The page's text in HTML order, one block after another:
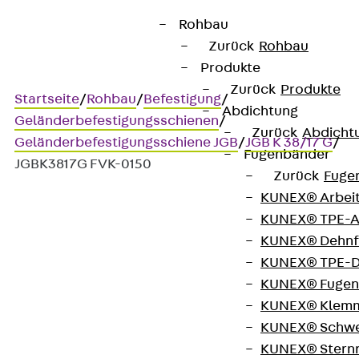
Rohbau
Zurück Rohbau
Produkte
Zurück Produkte
Abdichtung
Zurück
Fugenbänder
Zurück
KUNEX®
KUNEX®
KUNEX®
KUNEX®
KUNEX®
KUNEX®
KUNEX®
KUNEX®
Startseite/Rohbau/Befestigung/
Geländerbefestigungsschienen/
Geländerbefestigungsschiene JGB/JGB K 38/17 G/
JGBK3817G FVK-0150
Geländerbefestigung